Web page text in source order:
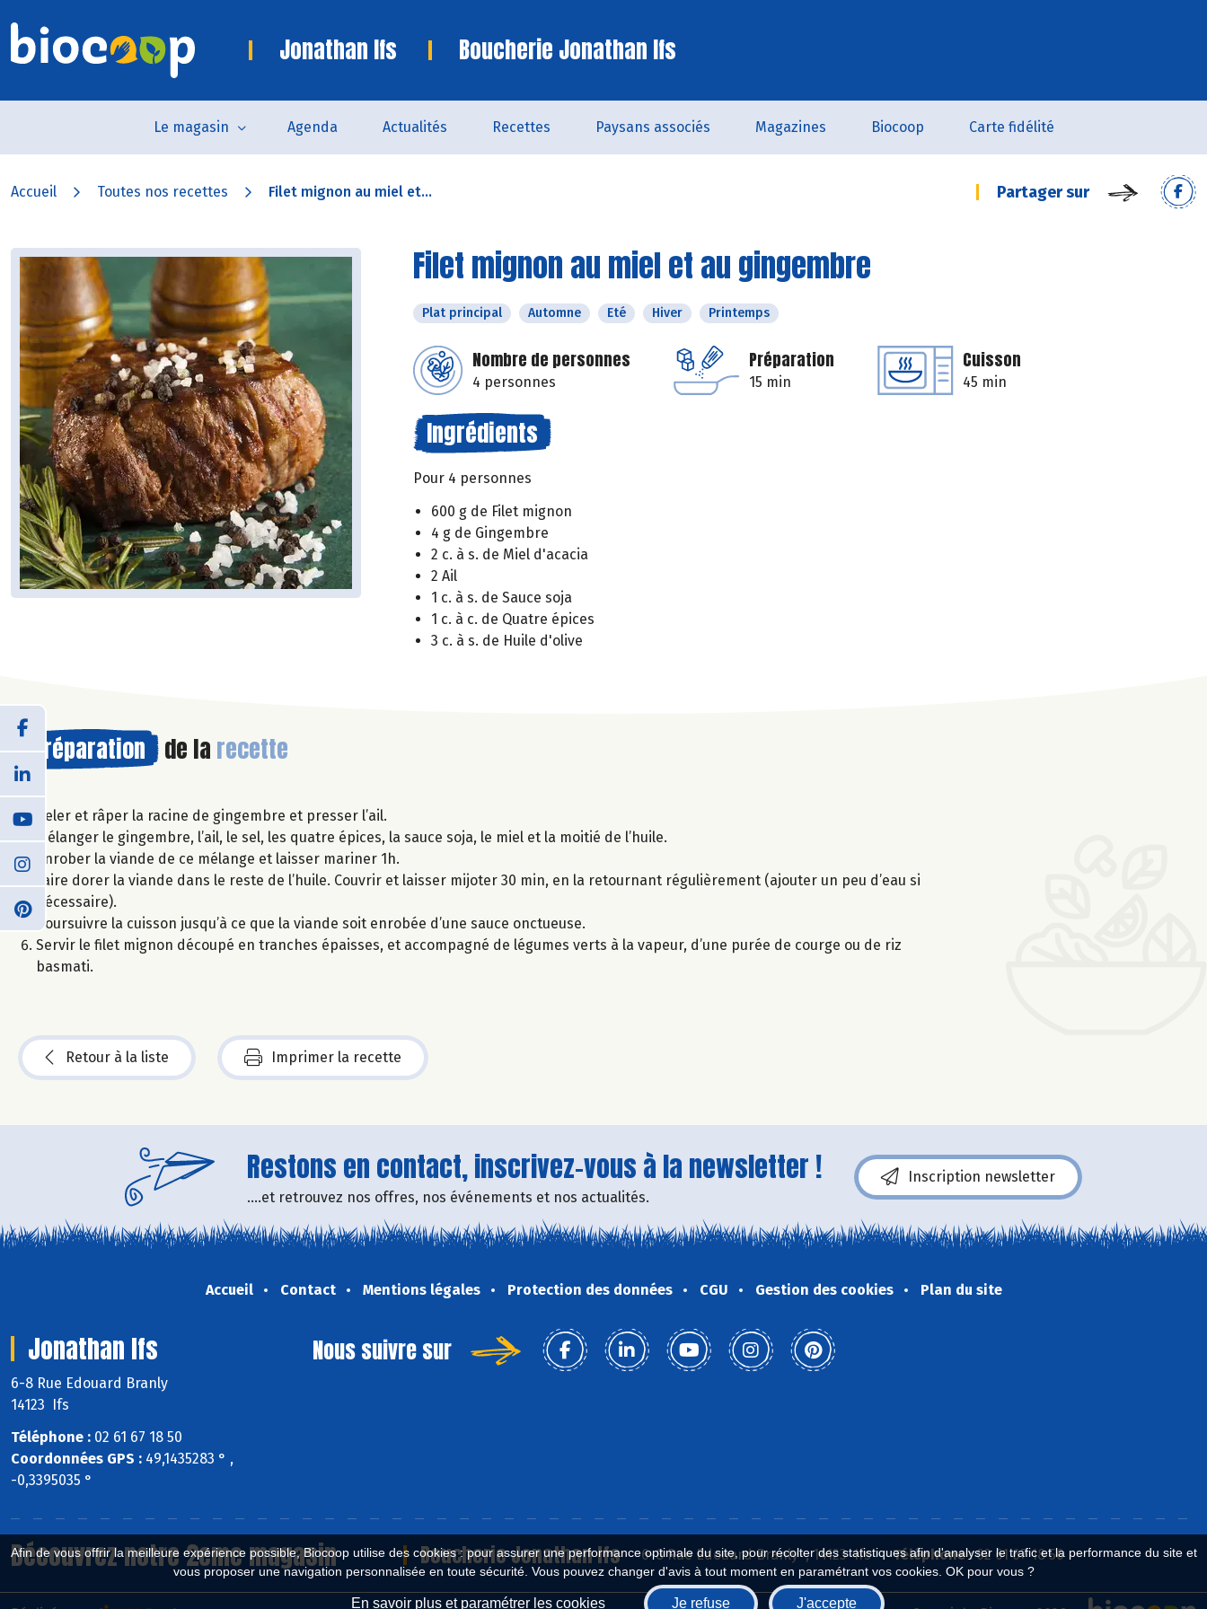
Afin de vous offrir la meilleure expérience possible, Biocoop utilise des cookies : pour assurer une performance optimale du site, pour récolter des statistiques afin d'analyser le trafic et la performance du site et
vous proposer une navigation personnalisée en toute sécurité. Vous pouvez changer d'avis à tout moment en paramétrant vos cookies. OK pour vous ?
En savoir plus et paramétrer les cookies Je refuse J'accepte
Jonathan Ifs Boucherie Jonathan Ifs
Le magasin Agenda Actualités Recettes Paysans associés Magazines Biocoop Carte fidélité
Accueil Toutes nos recettes Filet mignon au miel et... Partager sur
Filet mignon au miel et au gingembre
Plat principal Automne Eté Hiver Printemps
Nombre de personnes
4 personnes
Préparation
15 min
Cuisson
45 min
Ingrédients
Pour 4 personnes
600 g de Filet mignon
4 g de Gingembre
2 c. à s. de Miel d'acacia
2 Ail
1 c. à s. de Sauce soja
1 c. à c. de Quatre épices
3 c. à s. de Huile d'olive
Préparation de la recette
Peler et râper la racine de gingembre et presser l’ail.
Mélanger le gingembre, l’ail, le sel, les quatre épices, la sauce soja, le miel et la moitié de l’huile.
Enrober la viande de ce mélange et laisser mariner 1h.
Faire dorer la viande dans le reste de l’huile. Couvrir et laisser mijoter 30 min, en la retournant régulièrement (ajouter un peu d’eau si
nécessaire).
Poursuivre la cuisson jusqu’à ce que la viande soit enrobée d’une sauce onctueuse.
Servir le filet mignon découpé en tranches épaisses, et accompagné de légumes verts à la vapeur, d’une purée de courge ou de riz
basmati.
Retour à la liste Imprimer la recette
Restons en contact, inscrivez-vous à la newsletter !
....et retrouvez nos offres, nos événements et nos actualités.
Inscription newsletter
Accueil Contact Mentions légales Protection des données CGU Gestion des cookies Plan du site
Jonathan Ifs
6-8 Rue Edouard Branly
14123 Ifs
Téléphone : 02 61 67 18 50
Coordonnées GPS : 49,1435283 ° ,
-0,3395035 °
Nous suivre sur
Découvrez notre 2eme magasin Boucherie Jonathan Ifs 6-8 Rue Edouard Branly , 14123 Ifs Téléphone :02 61 67 18 56